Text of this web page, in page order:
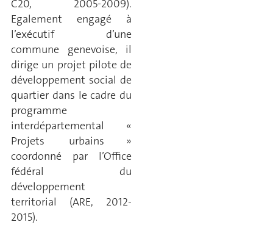
C20, 2005-2009).
Egalement engagé à
l’exécutif d’une
commune genevoise, il
dirige un projet pilote de
développement social de
quartier dans le cadre du
programme
interdépartemental «
Projets urbains »
coordonné par l’Office
fédéral du
développement
territorial (ARE, 2012-
2015).